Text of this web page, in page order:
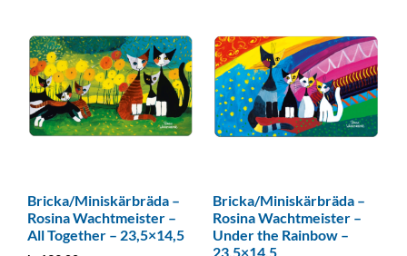
Bricka/Miniskärbräda –
Rosina Wachtmeister –
All Together – 23,5×14,5
Bricka/Miniskärbräda –
Rosina Wachtmeister –
Under the Rainbow –
23,5×14,5